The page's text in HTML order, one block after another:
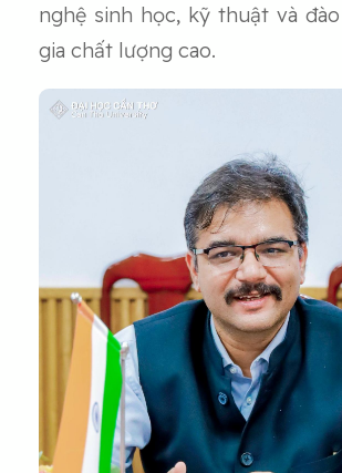
nghệ sinh học, kỹ thuật và
gia chất lượng cao.